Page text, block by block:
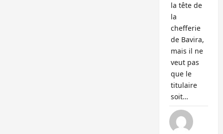
la tête de
la
chefferie
de Bavira,
mais il ne
veut pas
que le
titulaire
soit…